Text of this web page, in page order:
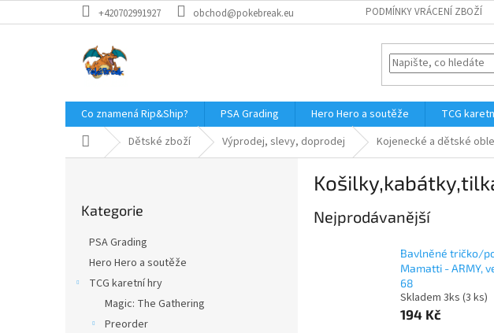
na
+420702991927 obchod@pokebreak.eu PODMÍNKY VRÁCENÍ ZBOŽÍ
Co znamená Rip&Ship? PSA Grading Hero Hero a soutěže TCG
Domů Dětské zboží Výprodej, slevy, doprodej Kojenecké a dětské
kategorie
Kategorie
PSA Grading
Hero Hero a soutěže
TCG karetní hry
Magic: The Gathering
Preorder
Nejprodávanější
Bavlněné tričko/
Mamatti - ARMY,
68
Skladem 3ks (3 ks)
194 Kč